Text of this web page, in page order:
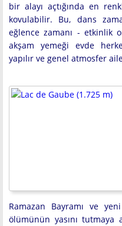
bir alayı açtığında en
kovulabilir. Bu, dans
eğlence zamanı - etkinlik
akşam yemeği evde
yapılır ve genel atmosfer
Ramazan Bayramı ve
ölümünün yasını tutmaya